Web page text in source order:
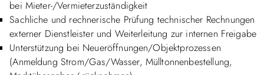
bei Mieter-/Vermieterzuständigkeit
Sachliche und rechnerische Prüfung technischer Rechnungen
externer Dienstleister und Weiterleitung zur internen Freigabe
Unterstützung bei Neueröffnungen/Objektprozessen
(Anmeldung Strom/Gas/Wasser, Mülltonnenbestellung,